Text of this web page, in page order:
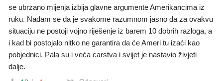
se ubrzano mijenja izbija glavne argumente Amerikancima iz
ruku. Nadam se da je svakome razumnom jasno da za ovakvu
situaciju ne postoji vojno riješenje iz barem 10 dobrih razloga, a
i kad bi postojalo nitko ne garantira da će Ameri tu izaći kao
pobjednici. Pala su i veća carstva i svijet je nastavio živjeti
dalje.